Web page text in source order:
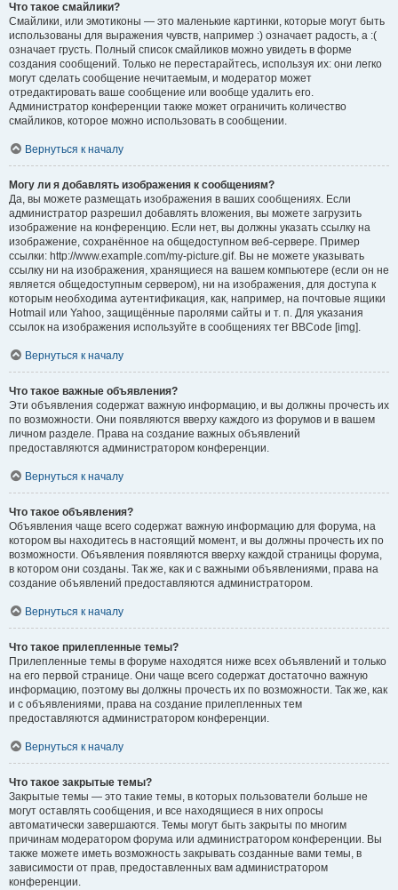
Что такое смайлики?
Смайлики, или эмотиконы — это маленькие картинки, которые могут быть
использованы для выражения чувств, например :) означает радость, а :(
означает грусть. Полный список смайликов можно увидеть в форме
создания сообщений. Только не перестарайтесь, используя их: они легко
могут сделать сообщение нечитаемым, и модератор может
отредактировать ваше сообщение или вообще удалить его.
Администратор конференции также может ограничить количество
смайликов, которое можно использовать в сообщении.
Вернуться к началу
Могу ли я добавлять изображения к сообщениям?
Да, вы можете размещать изображения в ваших сообщениях. Если
администратор разрешил добавлять вложения, вы можете загрузить
изображение на конференцию. Если нет, вы должны указать ссылку на
изображение, сохранённое на общедоступном веб-сервере. Пример
ссылки: http://www.example.com/my-picture.gif. Вы не можете указывать
ссылку ни на изображения, хранящиеся на вашем компьютере (если он не
является общедоступным сервером), ни на изображения, для доступа к
которым необходима аутентификация, как, например, на почтовые ящики
Hotmail или Yahoo, защищённые паролями сайты и т. п. Для указания
ссылок на изображения используйте в сообщениях тег BBCode [img].
Вернуться к началу
Что такое важные объявления?
Эти объявления содержат важную информацию, и вы должны прочесть их
по возможности. Они появляются вверху каждого из форумов и в вашем
личном разделе. Права на создание важных объявлений
предоставляются администратором конференции.
Вернуться к началу
Что такое объявления?
Объявления чаще всего содержат важную информацию для форума, на
котором вы находитесь в настоящий момент, и вы должны прочесть их по
возможности. Объявления появляются вверху каждой страницы форума,
в котором они созданы. Так же, как и с важными объявлениями, права на
создание объявлений предоставляются администратором.
Вернуться к началу
Что такое прилепленные темы?
Прилепленные темы в форуме находятся ниже всех объявлений и только
на его первой странице. Они чаще всего содержат достаточно важную
информацию, поэтому вы должны прочесть их по возможности. Так же, как
и с объявлениями, права на создание прилепленных тем
предоставляются администратором конференции.
Вернуться к началу
Что такое закрытые темы?
Закрытые темы — это такие темы, в которых пользователи больше не
могут оставлять сообщения, и все находящиеся в них опросы
автоматически завершаются. Темы могут быть закрыты по многим
причинам модератором форума или администратором конференции. Вы
также можете иметь возможность закрывать созданные вами темы, в
зависимости от прав, предоставленных вам администратором
конференции.